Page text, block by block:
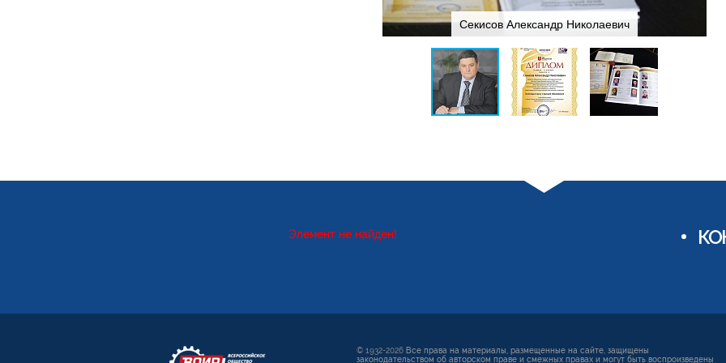
Секисов Александр Николаевич
Элемент не найден!
© 1932-2026 Все права на материалы, размещенные на сайте, защищены
законодательством об авторском праве и смежных правах и могут быть воспроизведены